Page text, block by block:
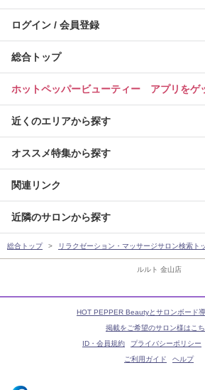
ルルト 金山店
ログイン / 会員登録
総合トップ
ホットペッパービューティー アプリをゲ
近くのエリアから探す
オススメ特集から探す
関連リンク
近隣のサロンから探す
総合トップ リラクゼーション・マッサージサロン検索ト
HOT PEPPER Beautyとサロンボード
掲載をご希望のサロン様はこ
ID・会員規約
プライバシーポリシー
ご利用ガイド
ヘルプ